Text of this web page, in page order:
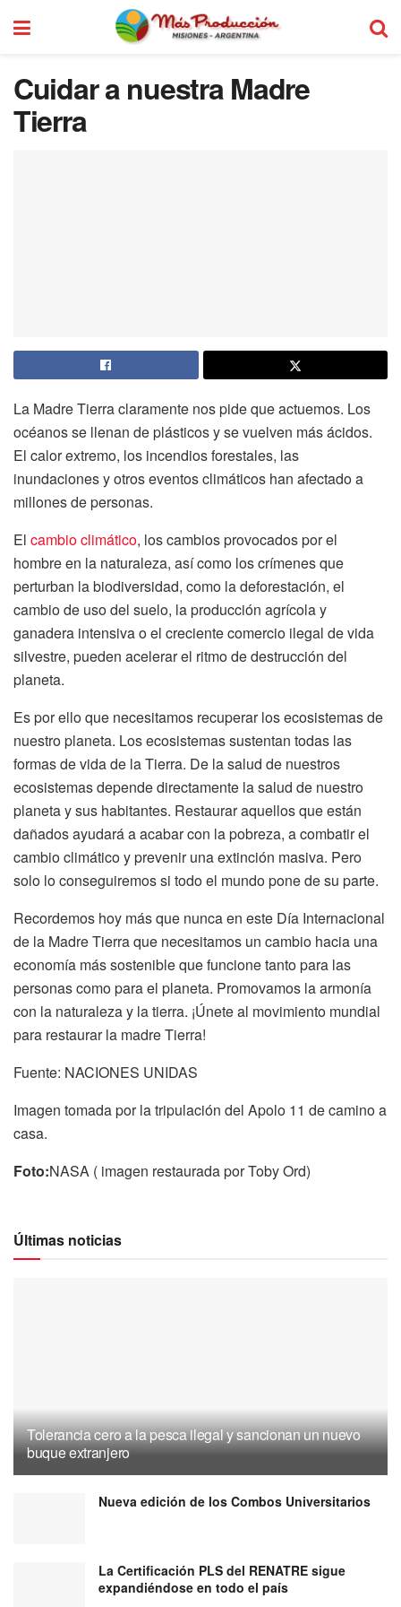
Cuidar a nuestra Madre
Tierra
La Madre Tierra claramente nos pide que actuemos. Los
océanos se llenan de plásticos y se vuelven más ácidos.
El calor extremo, los incendios forestales, las
inundaciones y otros eventos climáticos han afectado a
millones de personas.
El cambio climático, los cambios provocados por el
hombre en la naturaleza, así como los crímenes que
perturban la biodiversidad, como la deforestación, el
cambio de uso del suelo, la producción agrícola y
ganadera intensiva o el creciente comercio ilegal de vida
silvestre, pueden acelerar el ritmo de destrucción del
planeta.
Es por ello que necesitamos recuperar los ecosistemas de
nuestro planeta. Los ecosistemas sustentan todas las
formas de vida de la Tierra. De la salud de nuestros
ecosistemas depende directamente la salud de nuestro
planeta y sus habitantes. Restaurar aquellos que están
dañados ayudará a acabar con la pobreza, a combatir el
cambio climático y prevenir una extinción masiva. Pero
solo lo conseguiremos si todo el mundo pone de su parte.
Recordemos hoy más que nunca en este Día Internacional
de la Madre Tierra que necesitamos un cambio hacia una
economía más sostenible que funcione tanto para las
personas como para el planeta. Promovamos la armonía
con la naturaleza y la tierra. ¡Únete al movimiento mundial
para restaurar la madre Tierra!
Fuente: NACIONES UNIDAS
Imagen tomada por la tripulación del Apolo 11 de camino a
casa.
Foto:NASA ( imagen restaurada por Toby Ord)
Últimas noticias
Tolerancia cero a la pesca ilegal y sancionan un nuevo
buque extranjero
Nueva edición de los Combos Universitarios
La Certificación PLS del RENATRE sigue
expandiéndose en todo el país